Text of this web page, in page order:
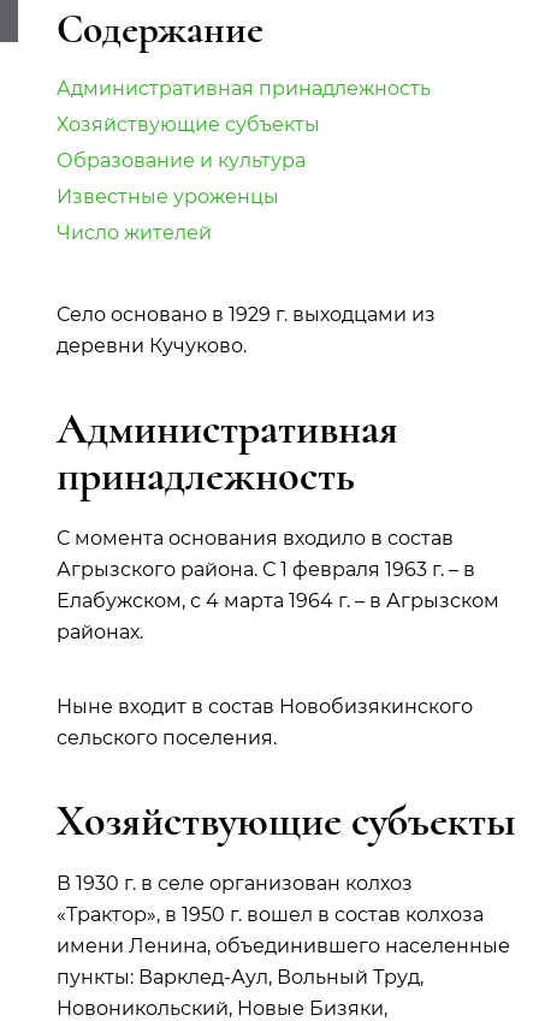
Содержание
Административная принадлежность
Хозяйствующие субъекты
Образование и культура
Известные уроженцы
Число жителей
Село основано в 1929 г. выходцами из
деревни Кучуково.
Административная
принадлежность
С момента основания входило в состав
Агрызского района. С 1 февраля 1963 г. – в
Елабужском, с 4 марта 1964 г. – в Агрызском
районах.
Ныне входит в состав Новобизякинского
сельского поселения.
Хозяйствующие субъекты
В 1930 г. в селе организован колхоз
«Трактор», в 1950 г. вошел в состав колхоза
имени Ленина, объединившего населенные
пункты: Варклед-Аул, Вольный Труд,
Новоникольский, Новые Бизяки,